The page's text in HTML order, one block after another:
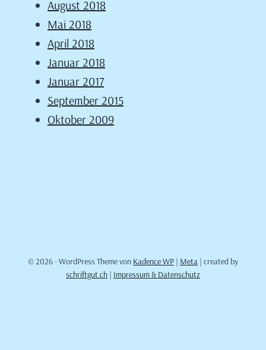
August 2018
Mai 2018
April 2018
Januar 2018
Januar 2017
September 2015
Oktober 2009
© 2026 - WordPress Theme von Kadence WP | Meta | created by
schriftgut.ch | Impressum & Datenschutz